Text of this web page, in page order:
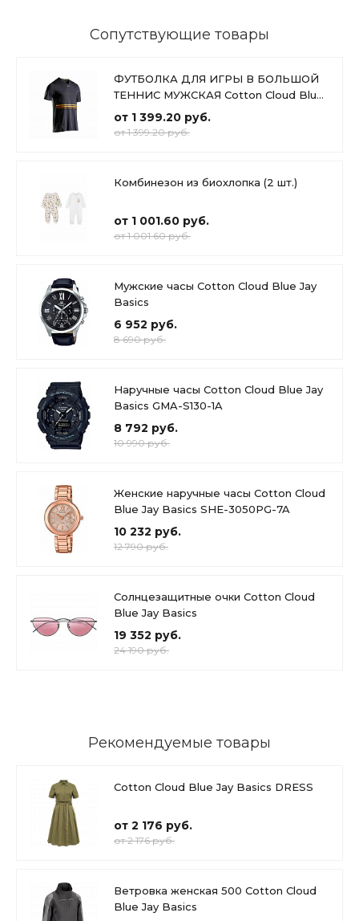
Сопутствующие товары
ФУТБОЛКА ДЛЯ ИГРЫ В БОЛЬШОЙ
ТЕННИС МУЖСКАЯ Cotton Cloud Blue
Jay Basics
от 1 399.20 руб.
от 1 399.20 руб.
Комбинезон из биохлопка (2 шт.)
от 1 001.60 руб.
от 1 001.60 руб.
Мужские часы Cotton Cloud Blue Jay
Basics
6 952 руб.
8 690 руб.
Наручные часы Cotton Cloud Blue Jay
Basics GMA-S130-1A
8 792 руб.
10 990 руб.
Женские наручные часы Cotton Cloud
Blue Jay Basics SHE-3050PG-7A
10 232 руб.
12 790 руб.
Солнцезащитные очки Cotton Cloud
Blue Jay Basics
19 352 руб.
24 190 руб.
Рекомендуемые товары
Cotton Cloud Blue Jay Basics DRESS
от 2 176 руб.
от 2 176 руб.
Ветровка женская 500 Cotton Cloud
Blue Jay Basics